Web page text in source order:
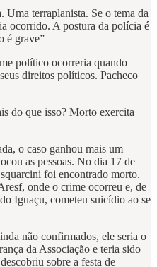
Uma terraplanista. Se o tema da
ocorrido. A postura da polícia é
é grave”
político ocorreria quando
direitos políticos. Pacheco
do que isso? Morto exercita
o caso ganhou mais um
as pessoas. No dia 17 de
foi encontrado morto.
onde o crime ocorreu e, de
Iguaçu, cometeu suicídio ao se
não confirmados, ele seria o
da Associação e teria sido
sobre a festa de